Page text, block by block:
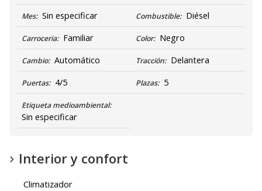
Mes: Sin especificar Combustible: Diésel
Carroceria: Familiar Color: Negro
Cambio: Automático Tracción: Delantera
Puertas: 4/5 Plazas: 5
Etiqueta medioambiental:
Sin especificar
Interior y confort
Climatizador